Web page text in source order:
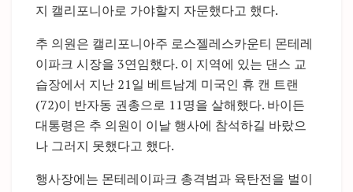
지 캘리포니아로 가야할지 자문했다고 했다.
추 의원은 캘리포니아주 로스젤레스카운티 몬테레
이파크 시장을 3연임했다. 이 지역에 있는 댄스 교
습장에서 지난 21일 베트남계 미국인 휴 캔 트랜
(72)이 반자동 권총으로 11명을 살해했다. 바이든
대통령은 추 의원이 이날 행사에 참석하길 바랐으
나 그러지 못했다고 했다.
행사장에는 몬테레이파크 총격범과 육탄전을 벌이